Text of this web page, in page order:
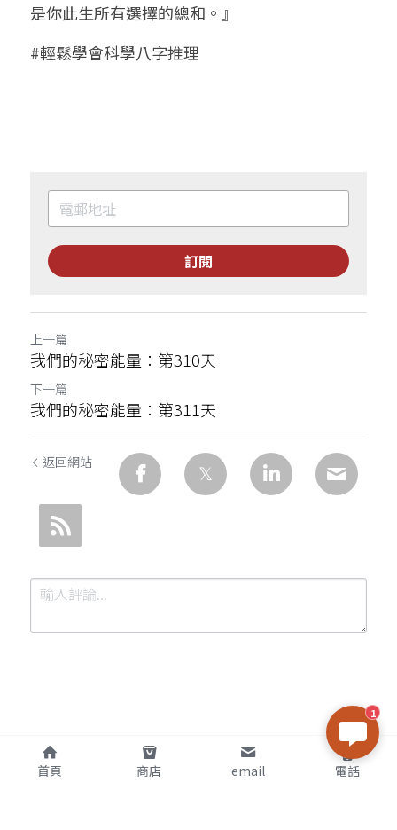
是你此生所有選擇的總和。』
#輕鬆學會科學八字推理
訂閱
上一篇
我們的秘密能量：第310天
下一篇
我們的秘密能量：第311天
返回網站
提交
1
首頁 商店 email 電話